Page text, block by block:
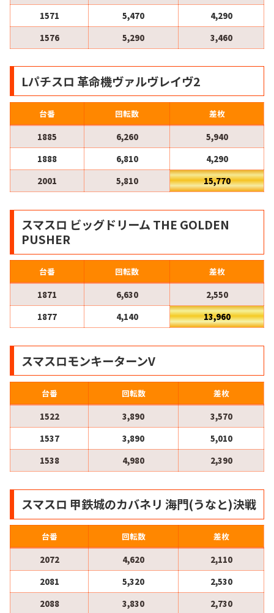
1571 5,470
4,290
1576
5,290 3,460
Lパチスロ 革命機ヴァルヴレイヴ2
台番 回転数
差枚
1885
6,260
5,940
1888
6,810
4,290
2001
5,810 15,770
スマスロ ビッグドリーム THE GOLDEN
PUSHER
台番 回転数
差枚
1871
6,630
2,550
1877
4,140 13,960
スマスロモンキーターンV
台番 回転数
差枚
1522
3,890
3,570
1537
3,890
5,010
1538
4,980 2,390
スマスロ 甲鉄城のカバネリ 海門(うなと)決戦
台番 回転数
差枚
2072
4,620
2,110
2081
5,320
2,530
2088
3,830
2,730